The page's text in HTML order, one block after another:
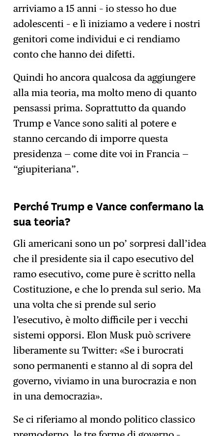
arriviamo a 15 anni – io stesso ho due
adolescenti – e lì iniziamo a vedere i nostri
genitori come individui e ci rendiamo
conto che hanno dei difetti.
Quindi ho ancora qualcosa da aggiungere
alla mia teoria, ma molto meno di quanto
pensassi prima. Soprattutto da quando
Trump e Vance sono saliti al potere e
stanno cercando di imporre questa
presidenza — come dite voi in Francia —
“giupiteriana”.
Perché Trump e Vance confermano la
sua teoria?
Gli americani sono un po’ sorpresi dall’idea
che il presidente sia il capo esecutivo del
ramo esecutivo, come pure è scritto nella
Costituzione, e che lo prenda sul serio. Ma
una volta che si prende sul serio
l’esecutivo, è molto difficile per i vecchi
sistemi opporsi. Elon Musk può scrivere
liberamente su Twitter: «Se i burocrati
sono permanenti e stanno al di sopra del
governo, viviamo in una burocrazia e non
in una democrazia».
Se ci riferiamo al mondo politico classico